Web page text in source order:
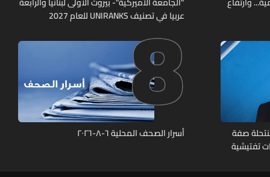
عربيا في تصنيف UNIRANKS للعام 2027
صفة
تفتيشية
8
أسرار الصحف المحلية ٦-٨-٢٠٢٦